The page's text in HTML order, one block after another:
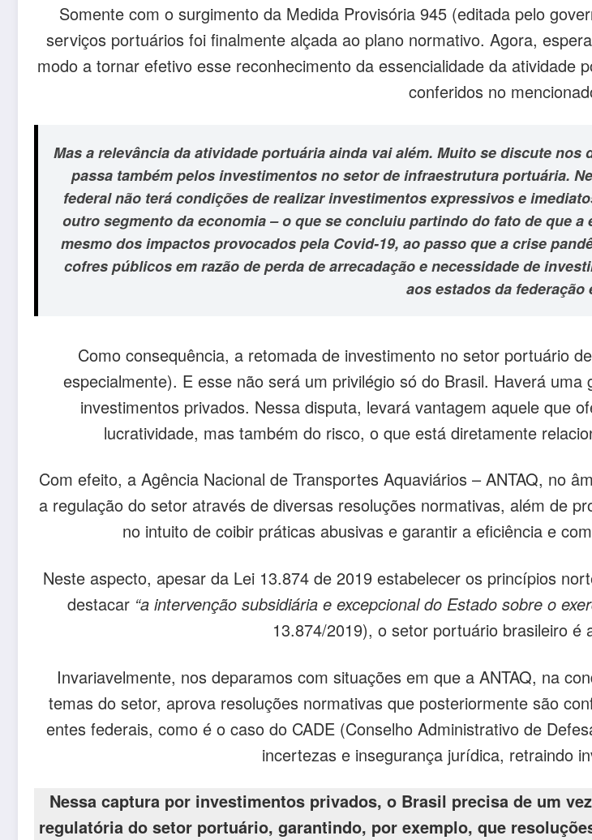
Somente com o surgimento da Medida Provisória 945 (editada pelo
serviços portuários foi finalmente alçada ao plano normativo. Agora,
modo a tornar efetivo esse reconhecimento da essencialidade da
conferidos no
Mas a relevância da atividade portuária ainda vai além. Muito se discute
passa também pelos investimentos no setor de infraestrutura portuária.
federal não terá condições de realizar investimentos expressivos e
outro segmento da economia – o que se concluiu partindo do fato de que
mesmo dos impactos provocados pela Covid-19, ao passo que a crise
cofres públicos em razão de perda de arrecadação e necessidade de
aos estados da federação
Como consequência, a retomada de investimento no setor portuário
especialmente). E esse não será um privilégio só do Brasil. Haverá
investimentos privados. Nessa disputa, levará vantagem aquele que
lucratividade, mas também do risco, o que está diretamente
Com efeito, a Agência Nacional de Transportes Aquaviários – ANTAQ, no
a regulação do setor através de diversas resoluções normativas, além de
no intuito de coibir práticas abusivas e garantir a eficiência e
Neste aspecto, apesar da Lei 13.874 de 2019 estabelecer os princípios
destacar “a intervenção subsidiária e excepcional do Estado sobre o
13.874/2019), o setor portuário brasileiro é
Invariavelmente, nos deparamos com situações em que a ANTAQ, na
temas do setor, aprova resoluções normativas que posteriormente são
entes federais, como é o caso do CADE (Conselho Administrativo de
incertezas e insegurança jurídica, retraindo
Nessa captura por investimentos privados, o Brasil precisa de um
regulatória do setor portuário, garantindo, por exemplo, que